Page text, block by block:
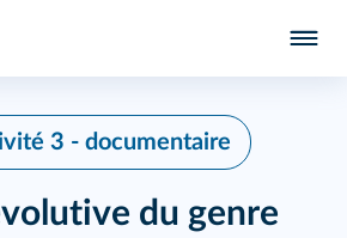
3 - documentaire
du genre